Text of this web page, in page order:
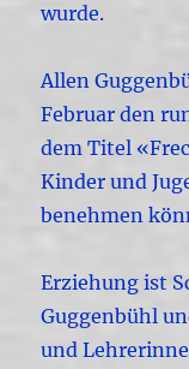
wurde.
Allen
Februar den
dem Titel
Kinder und
benehmen
Erziehung ist
Guggenbühl
und